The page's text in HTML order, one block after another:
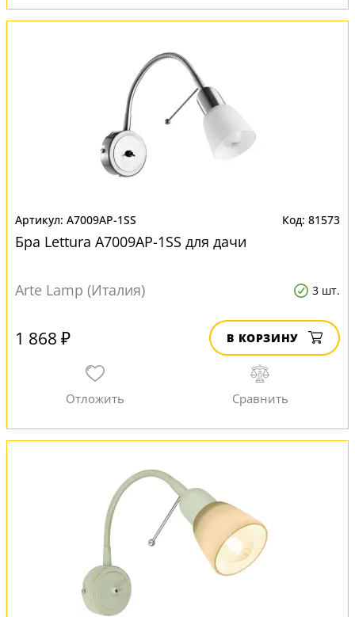
A7009AP-1SS 81573
Бра Lettura A7009AP-1SS для дачи
Arte Lamp (Италия) 3 шт.
1 868 ₽ В КОРЗИНУ